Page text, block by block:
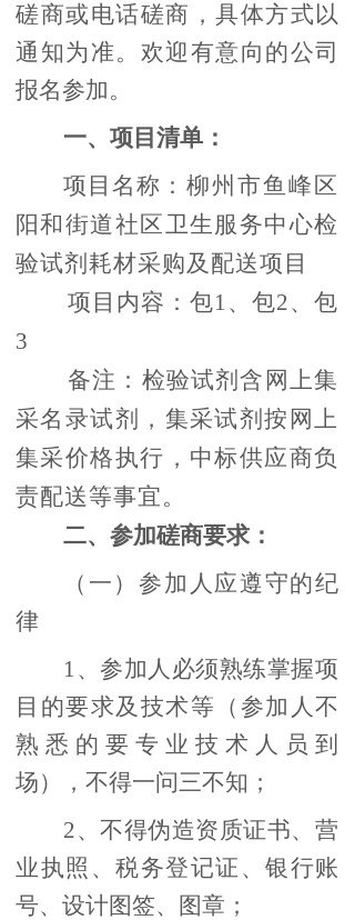
磋商或电话磋商，具体方式以
通知为准。欢迎有意向的公司
报名参加。
一、项目清单：
项目名称： 柳州市鱼峰区
阳和街道社区卫生服务中心检
验试剂耗材采购及配送项目
项目内容：包1、包2、包
3
备注：检验试剂含网上集
采名录试剂，集采试剂按网上
集采价格执行，中标供应商负
责配送等事宜。
二、参加磋商要求：
（一）参加人应遵守的纪
律
1、参加人必须熟练掌握项
目的要求及技术等（参加人不
熟悉的要专业技术人员到
场），不得一问三不知；
2、不得伪造资质证书、营
业执照、税务登记证、银行账
号、设计图签、图章；